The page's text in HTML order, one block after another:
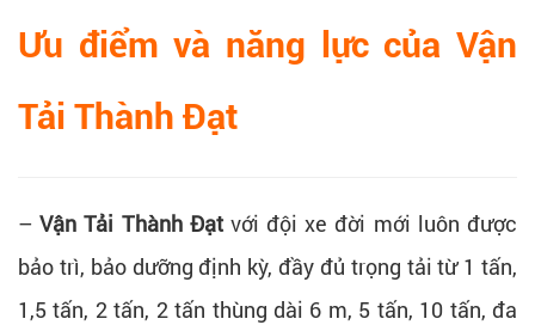
Ưu điểm và năng lực của Vận
Tải Thành Đạt
–Vận Tải Thành Đạtvới đội xe đời mới luôn được
bảo trì, bảo dưỡng định kỳ, đầy đủ trọng tải từ 1 tấn,
1,5 tấn, 2 tấn, 2 tấn thùng dài 6 m, 5 tấn, 10 tấn, đa